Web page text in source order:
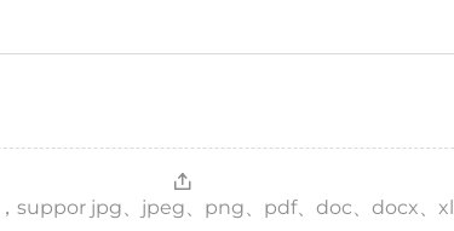
suppor jpg、jpeg、png、pdf、doc、docx、